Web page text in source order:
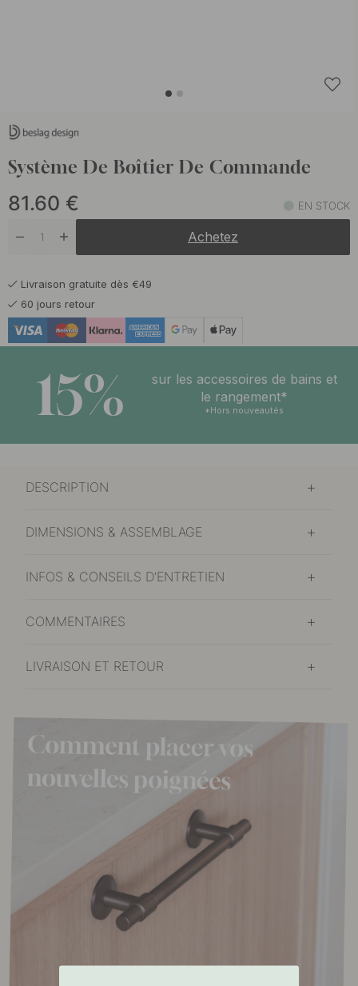
Système De Boîtier De Commande
81.60 € EN STOCK
Achetez
Livraison gratuite dès €49
60 jours retour
15%
sur les accessoires de bains et
le rangement*
*Hors nouveautés
DESCRIPTION
DIMENSIONS & ASSEMBLAGE
INFOS & CONSEILS D'ENTRETIEN
COMMENTAIRES
LIVRAISON ET RETOUR